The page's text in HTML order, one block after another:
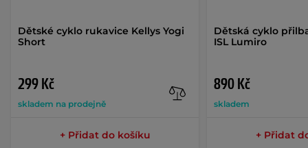
Dětské cyklo rukavice Kellys Yogi
Short
299 Kč
skladem na prodejně
+ Přidat do košíku
Dětská cyklo
ISL Lumiro
890 Kč
skladem
+ Přidat